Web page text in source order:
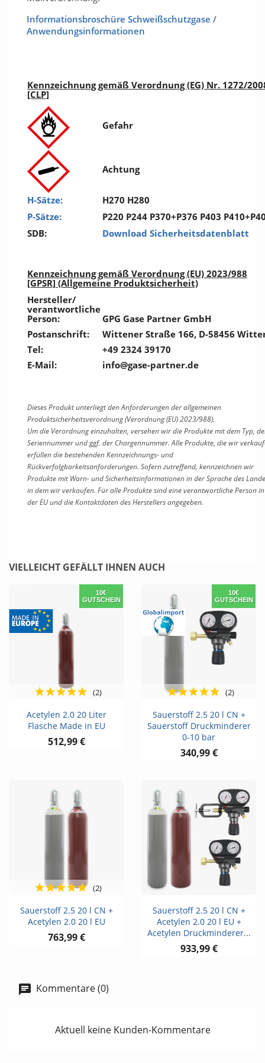
Informationsbroschüre Schweißschutzgase /
Anwendungsinformationen
Kennzeichnung gemäß Verordnung (EG) Nr. 1272/
[CLP]
Gefahr
Achtung
H-Sätze:
H270 H280
P-Sätze:
P220 P244 P370+P376 P403
SDB:
Download Sicherheitsdatenblatt
Kennzeichnung gemäß Verordnung (EU) 2023/988
[GPSR] (Allgemeine Produktsicherheit)
Hersteller/
verantwortliche
Person:
GPG Gase Partner GmbH
Postanschrift:
Wittener Straße 166, D-58456
Tel:
+49 2324 39170
E-Mail:
info@gase-partner.de
Dieses Produkt unterliegt den Anforderungen der allgemeinen
Produktsicherheitsverordnung (Verordnung (EU) 2023/988).
Um die Verordnung einzuhalten, versehen wir die Produkte mit dem Typ,
Seriennummer und ggf. der Chargennummer. Alle Produkte, die wir
erfüllen die bestehenden Kennzeichnungs- und
Rückverfolgbarkeitsanforderungen. Sofern zutreffend, kennzeichnen wir
Produkte mit Warn- und Sicherheitsinformationen in der Sprache des
in dem wir verkaufen. Für alle Produkte sind eine verantwortliche Person in
der EU und die Kontaktdaten des Herstellers angegeben.
VIELLEICHT GEFÄLLT IHNEN AUCH
10€
GUTSCHEIN
Acetylen 2.0 20 Liter
Flasche Made in EU
512,99 €
(2)
10€
GUTSCHEIN
Sauerstoff 2.5 20 l CN +
Sauerstoff Druckminderer
0-10 bar
340,99 €
(2)
Sauerstoff 2.5 20 l CN +
Acetylen 2.0 20 l EU
763,99 €
(2)
Sauerstoff 2.5 20 l CN +
Acetylen 2.0 20 l EU +
Acetylen Druckminderer...
933,99 €
Kommentare (0)
Aktuell keine Kunden-Kommentare